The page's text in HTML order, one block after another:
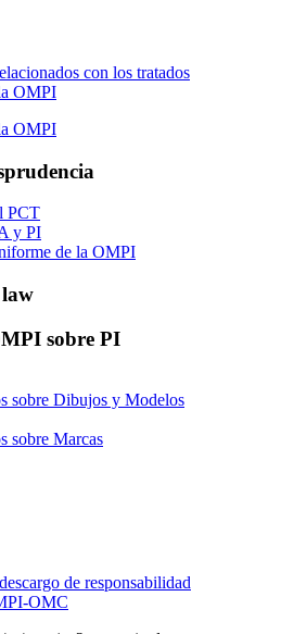
con los tratados
OMPI
OMPI
PCT
y PI
de la OMPI
law
sobre PI
sobre Dibujos y Modelos
sobre Marcas
de responsabilidad
OMC